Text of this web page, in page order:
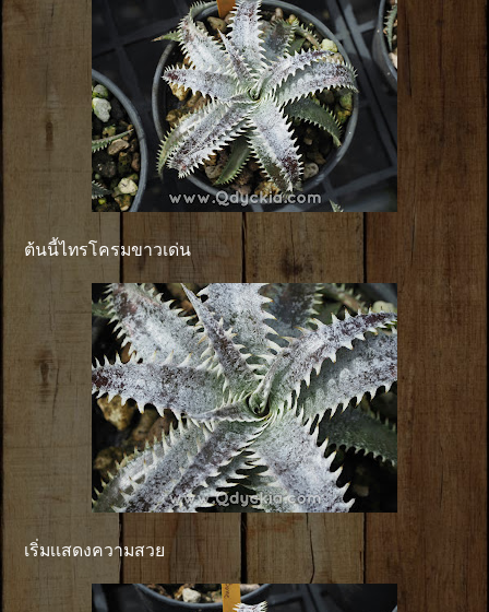
ต้นนี้ไทรโครมขาวเด่น
เริ่มเเสดงความสวย